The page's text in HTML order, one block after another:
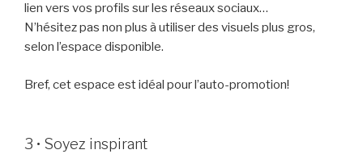
lien vers vos profils sur les réseaux sociaux…
N’hésitez pas non plus à utiliser des visuels plus gros,
selon l’espace disponible.
Bref, cet espace est idéal pour l’auto-promotion!
3 • Soyez inspirant